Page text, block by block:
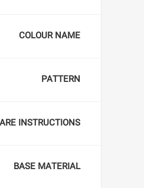
COLOUR NAME
PATTERN
INSTRUCTIONS
BASE MATERIAL